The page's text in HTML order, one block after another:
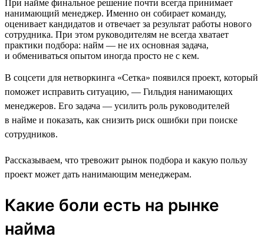
При найме финальное решение почти всегда принимает
нанимающий менеджер. Именно он собирает команду,
оценивает кандидатов и отвечает за результат работы нового
сотрудника. При этом руководителям не всегда хватает
практики подбора: найм — не их основная задача,
и обмениваться опытом иногда просто не с кем.
В соцсети для нетворкинга «Сетка» появился проект, который
поможет исправить ситуацию, — Гильдия нанимающих
менеджеров. Его задача — усилить роль руководителей
в найме и показать, как снизить риск ошибки при поиске
сотрудников.
Рассказываем, что тревожит рынок подбора и какую пользу
проект может дать нанимающим менеджерам.
Какие боли есть на рынке
найма